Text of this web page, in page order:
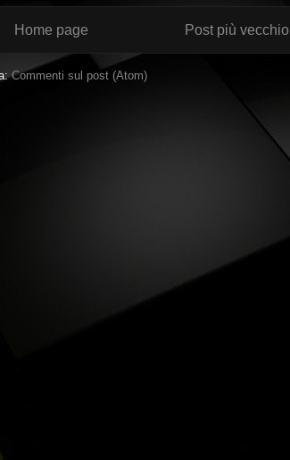
Post più vecchio
Home page
Commenti sul post (Atom)